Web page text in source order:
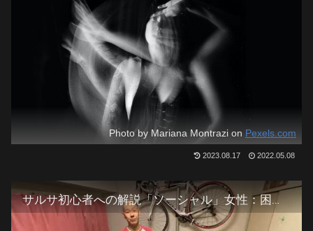
Photo by Mariana Montrazi on Pexels.com
2023.08.17 2022.05.08
サルサ初心者への解説「ソーシャル」女性：困ったケースでの対処法